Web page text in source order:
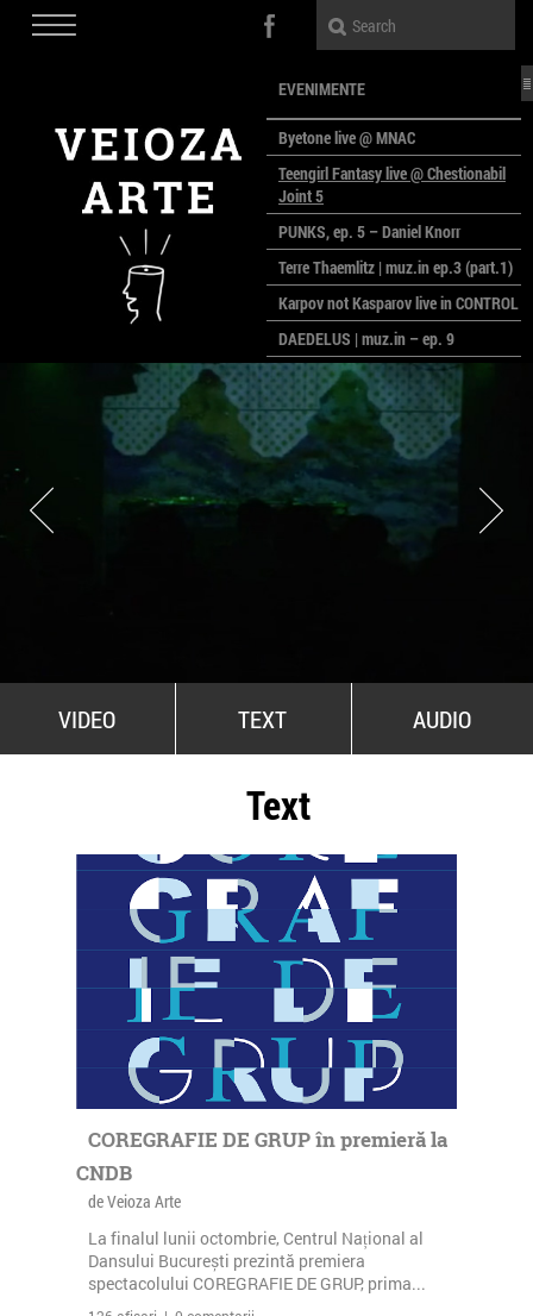
EVENIMENTE
Byetone live @ MNAC
Teengirl Fantasy live @ Chestionabil
Joint 5
PUNKS, ep. 5 – Daniel Knorr
Terre Thaemlitz | muz.in ep.3 (part.1)
Karpov not Kasparov live in CONTROL
DAEDELUS | muz.in – ep. 9
LALELE, LALELE – prima premieră a
anului la MACAZ
CinePOLSKA – filme poloneze la
București
PEOPLE OF ROMANIA se lansează la
galeria Simeza
All Stars For Outernational
VIDEO TEXT AUDIO
Text
COREGRAFIE DE GRUP în premieră la
CNDB
de Veioza Arte
La finalul lunii octombrie, Centrul Național al
Dansului București prezintă premiera
spectacolului COREGRAFIE DE GRUP, prima...